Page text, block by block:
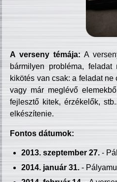
A verseny témája: A
bármilyen probléma, feladat
kikötés van csak: a feladat
vagy már meglévő
fejlesztő kitek, érzékelők,
elkészítenie.
Fontos dátumok:
2013. szeptember 27.-
2014. január 31.-